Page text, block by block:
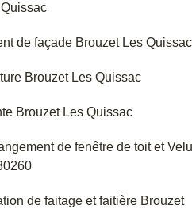
de façade Brouzet Les Quissac
Brouzet Les Quissac
Brouzet Les Quissac
de fenêtre de toit et
de faitage et faitière Brouzet